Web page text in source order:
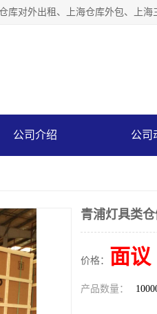
公司介绍 公司
青浦灯具类
价格： 面议
产品数量：